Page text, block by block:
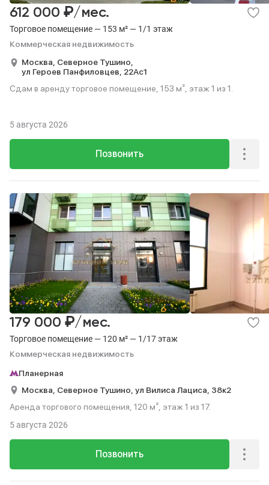
Торговое помещение — 153 м² — 1/1 этаж
Коммерческая недвижимость
612 000 ₽/мес.
Москва, Северное Тушино,
ул Героев Панфиловцев, 22Ас1
Сдам в аренду торговое помещение, 153 м², этаж 1 из 1.
Позвонить
5 августа 2026
Торговое помещение — 120 м² — 1/17 этаж
Коммерческая недвижимость
179 000 ₽/мес.
Планерная
Москва, Северное Тушино, ул Вилиса Лациса, 38к2
Аренда торгового помещения, 120 м², этаж 1 из 17.
Позвонить
5 августа 2026